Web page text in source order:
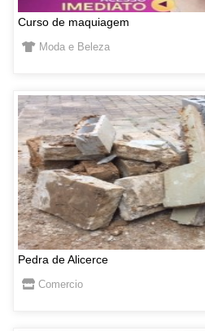
Curso de maquiagem
Moda e Beleza
Pedra de Alicerce
Comercio